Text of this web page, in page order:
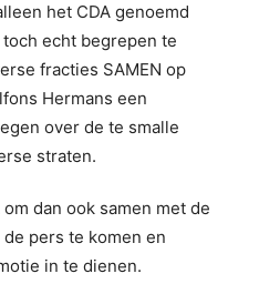
het CDA genoemd
echt begrepen te
fracties SAMEN op
Hermans een
over de te smalle
straten.
dan ook samen met de
pers te komen en
in te dienen.